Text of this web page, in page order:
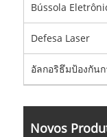
Bússola
Defesa Laser
อัลกอริธึมป้องกัน
Novos